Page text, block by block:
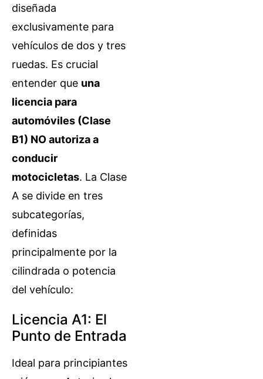
diseñada
exclusivamente para
vehículos de dos y tres
ruedas. Es crucial
entender que una
licencia para
automóviles (Clase
B1) NO autoriza a
conducir
motocicletas. La Clase
A se divide en tres
subcategorías,
definidas
principalmente por la
cilindrada o potencia
del vehículo:
Licencia A1: El
Punto de Entrada
Ideal para principiantes